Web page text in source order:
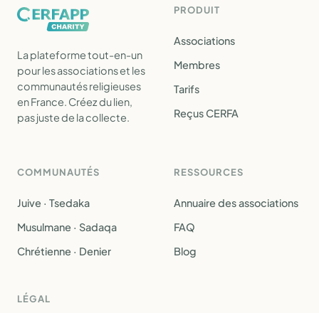
La plateforme tout-en-un
pour les associations et les
communautés religieuses
en France. Créez du lien,
pas juste de la collecte.
PRODUIT
Associations
Membres
Tarifs
Reçus CERFA
COMMUNAUTÉS
Juive · Tsedaka
Musulmane · Sadaqa
Chrétienne · Denier
RESSOURCES
Annuaire des associations
FAQ
Blog
LÉGAL